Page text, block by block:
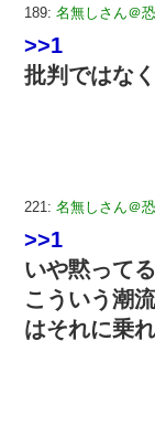
189: 名無しさん＠
>>1
批判ではな
221: 名無しさん＠
>>1
いや黙って
こういう潮
はそれに乗